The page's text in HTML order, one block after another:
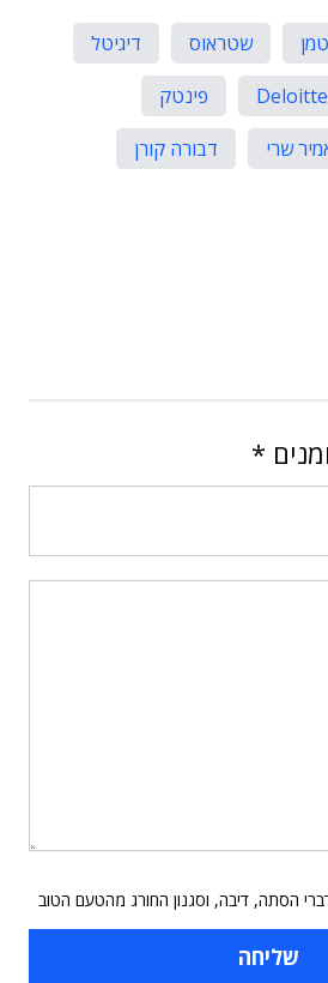
שטראוס
דיגיטל
Deloitte
פינטק
שרי
דבורה קורן
*
הסתה, דיבה, וסגנון החורג מהטעם הטוב